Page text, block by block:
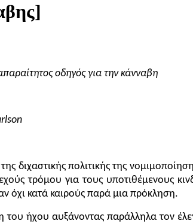
οδηγός για την κάνναβη
πολιτικής της
τρόμου για τους υποτιθέμενους
όχι κατά καιρούς παρά μια πρόκληση.
ήχου αυξάνοντας παράλληλα τον